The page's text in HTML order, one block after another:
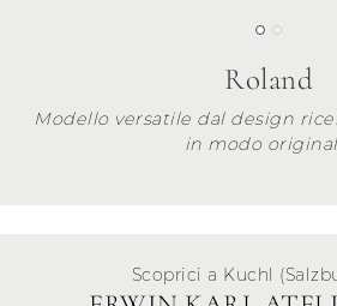
Roland
Modello versatile dal design
in modo
Scoprici a Kuchl